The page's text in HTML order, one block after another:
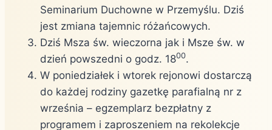
Seminarium Duchowne w Przemyślu. Dziś
jest zmiana tajemnic różańcowych.
Dziś Msza św. wieczorna jak i Msze św. w
dzień powszedni o godz. 1800.
W poniedziałek i wtorek rejonowi dostarczą
do każdej rodziny gazetkę parafialną nr z
września – egzemplarz bezpłatny z
programem i zaproszeniem na rekolekcje